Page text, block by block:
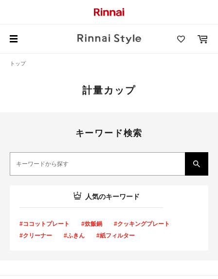
トップ
計量カップ
キーワード検索
人気のキーワード
#ココットプレート #炊飯鍋
#クッキングプレート
#クリーナー
#ふきん #紙フィルター